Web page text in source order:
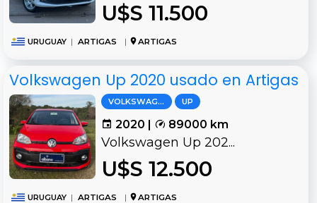
U$S 11.500
URUGUAY | ARTIGAS | ARTIGAS
Volkswagen Up 2020 usado en Artigas
VOLKSWAGEN UP
2020 | 89000 km
Volkswagen Up 202...
U$S 12.500
URUGUAY | ARTIGAS | ARTIGAS